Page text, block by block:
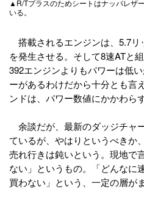
▲R/Tプラスのためシートはナッパレザ
いる。
搭載されるエンジンは、5.7リ
を発生させる。そして8速ATと
392エンジンよりもパワーは低
ーがあるわけだから十分とも言
ンドは、パワー数値にかかわら
余談だが、最新のダッジチャ
ているが、やはりというべきか
売れ行きは鈍いという。現地で
ない」というもの。「どんなに
買わない」という、一定の層が